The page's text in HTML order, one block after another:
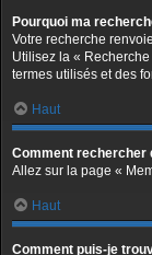
Pourquoi ma
Votre recherche
Utilisez la «
termes utilisés et des
Haut
Comment rechercher
Allez sur la page «
Haut
Comment puis-je